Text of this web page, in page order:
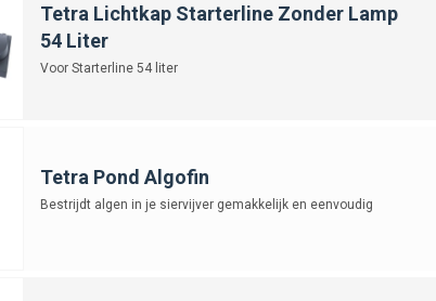
Tetra Lichtkap Starterline Zonder Lamp
54 Liter
Voor Starterline 54 liter
Tetra Pond Algofin
Bestrijdt algen in je siervijver gemakkelijk en eenvoudig